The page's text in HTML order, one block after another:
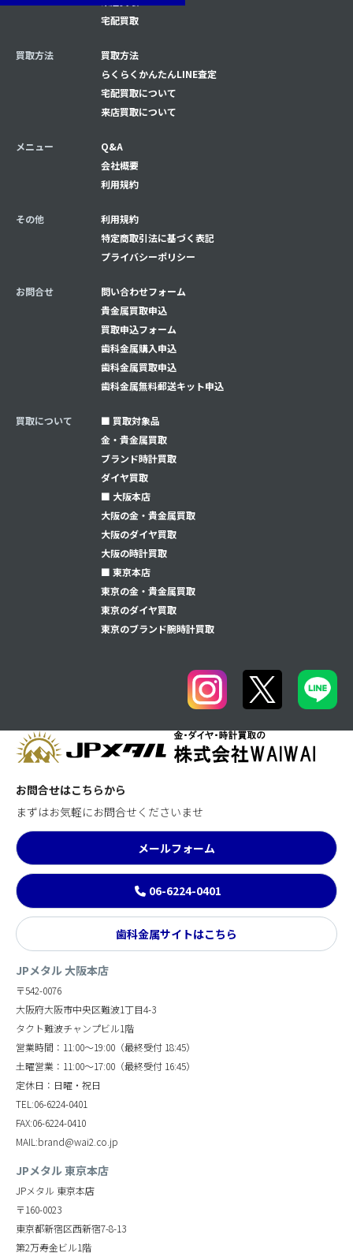
宅配買取
買取方法
買取方法
らくらくかんたんLINE査定
宅配買取について
来店買取について
メニュー
Q&A
会社概要
利用規約
その他
利用規約
特定商取引法に基づく表記
プライバシーポリシー
お問合せ
問い合わせフォーム
貴金属買取申込
買取申込フォーム
⻭科金属購入申込
⻭科金属買取申込
⻭科金属無料郵送キット申込
買取について
■ 買取対象品
金・貴金属買取
ブランド時計買取
ダイヤ買取
■ 大阪本店
大阪の金・貴金属買取
大阪のダイヤ買取
大阪の時計買取
■ 東京本店
東京の金・貴金属買取
東京のダイヤ買取
東京のブランド腕時計買取
お問合せはこちらから
まずはお気軽にお問合せくださいませ
メールフォーム
06-6224-0401
歯科金属サイトはこちら
JPメタル 大阪本店
〒542-0076
大阪府大阪市中央区難波1丁目4-3
タクト難波チャンプビル1階
営業時間：11:00～19:00（最終受付 18:45）
土曜営業：11:00～17:00（最終受付 16:45）
定休日：日曜・祝日
TEL:06-6224-0401
FAX:06-6224-0410
MAIL:brand@wai2.co.jp
JPメタル 東京本店
JPメタル 東京本店
〒160-0023
東京都新宿区西新宿7-8-13
第2万寿金ビル1階